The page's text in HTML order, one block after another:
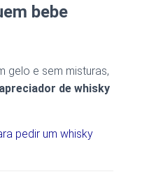
bebe
gelo e sem misturas,
apreciador de whisky
pedir um whisky